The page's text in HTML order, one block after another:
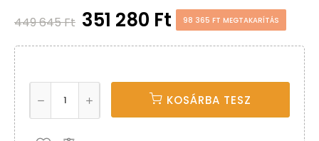
449 645 Ft 351 280 Ft 98 365 FT MEGTAKARÍTÁS
KOSÁRBA TESZ